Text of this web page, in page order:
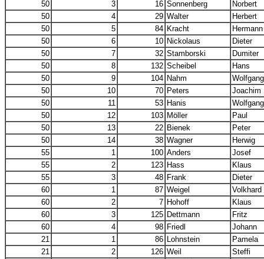
50
3 16 Sonnenberg
Norbert
50
4 29 Walter
Herbert
50
5 84 Kracht
Hermann
50
6 10 Nickolaus
Dieter
50
7 32 Stamborski
Dumiter
50
8 132 Scheibel
Hans
50
9 104 Nahm
Wolfgang
50
10 70 Peters
Joachim
50
11 53 Hanis
Wolfgang
50
12 103 Möller
Paul
50
13 22 Bienek
Peter
50
14 38 Wagner
Herwig
55
1 100 Anders
Josef
55
2 123 Hass
Klaus
55
3 48 Frank
Dieter
60
1 87 Weigel
Volkhard
60
2 7 Hohoff
Klaus
60
3 125 Dettmann
Fritz
60
4 98 Friedl
Johann
21
1 86 Lohnstein
Pamela
21
2 126 Weil
Steffi